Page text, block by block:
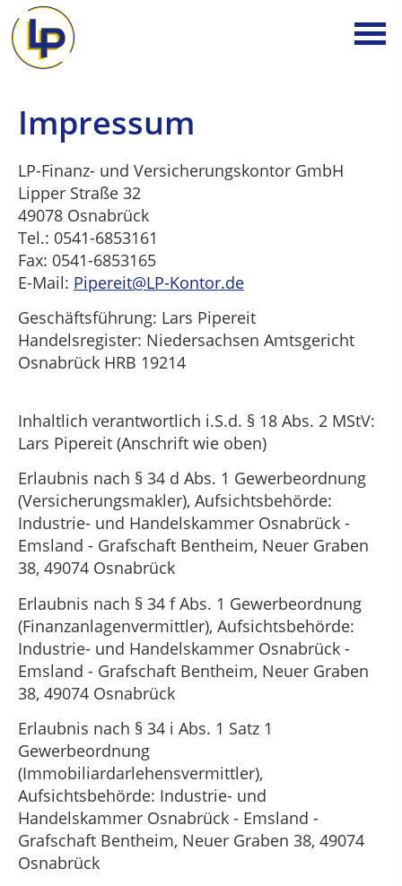
Impressum
LP-Finanz- und Versicherungskontor GmbH
Lipper Straße 32
49078 Osnabrück
Tel.: 0541-6853161
Fax: 0541-6853165
E-Mail: Pipereit@LP-Kontor.de
Geschäftsführung: Lars Pipereit
Handelsregister: Niedersachsen Amtsgericht
Osnabrück HRB 19214
Inhaltlich verantwortlich i.S.d. § 18 Abs. 2 MStV:
Lars Pipereit (Anschrift wie oben)
Erlaubnis nach § 34 d Abs. 1 Gewerbeordnung
(Versicherungsmakler), Aufsichtsbehörde:
Industrie- und Handelskammer Osnabrück -
Emsland - Grafschaft Bentheim, Neuer Graben
38, 49074 Osnabrück
Erlaubnis nach § 34 f Abs. 1 Gewerbeordnung
(Finanzanlagenvermittler), Aufsichtsbehörde:
Industrie- und Handelskammer Osnabrück -
Emsland - Grafschaft Bentheim, Neuer Graben
38, 49074 Osnabrück
Erlaubnis nach § 34 i Abs. 1 Satz 1
Gewerbeordnung
(Immobiliardarlehensvermittler),
Aufsichtsbehörde: Industrie- und
Handelskammer Osnabrück - Emsland -
Grafschaft Bentheim, Neuer Graben 38, 49074
Osnabrück